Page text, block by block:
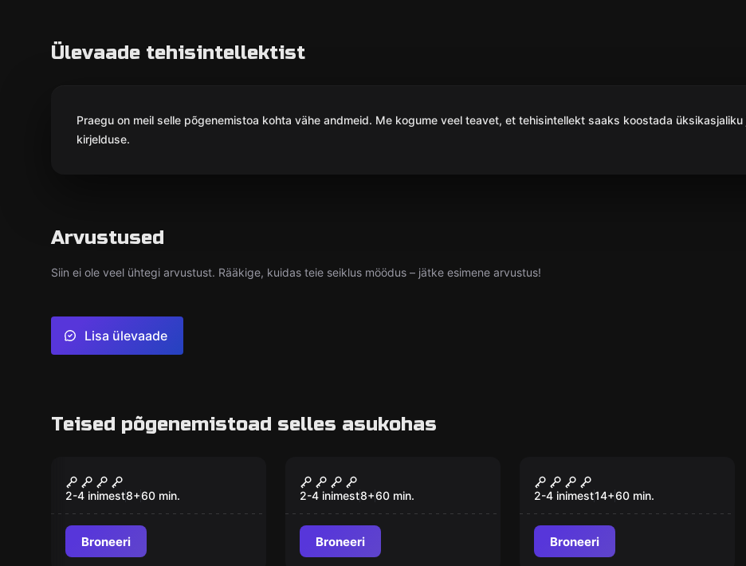
Ülevaade tehisintellektist
Praegu on meil selle põgenemistoa kohta vähe andmeid. Me kogume veel teavet, et tehisintellekt saaks koostada üksikasjaliku
kirjelduse.
Arvustused
Siin ei ole veel ühtegi arvustust. Rääkige, kuidas teie seiklus möödus – jätke esimene arvustus!
Lisa ülevaade
Teised põgenemistoad selles asukohas
TRUST
2-4 inimest8+60 min.
Broneeri
2 PARANOID
2-4 inimest8+60 min.
Broneeri
Paranoia
2-4 inimest14+60 min.
Broneeri